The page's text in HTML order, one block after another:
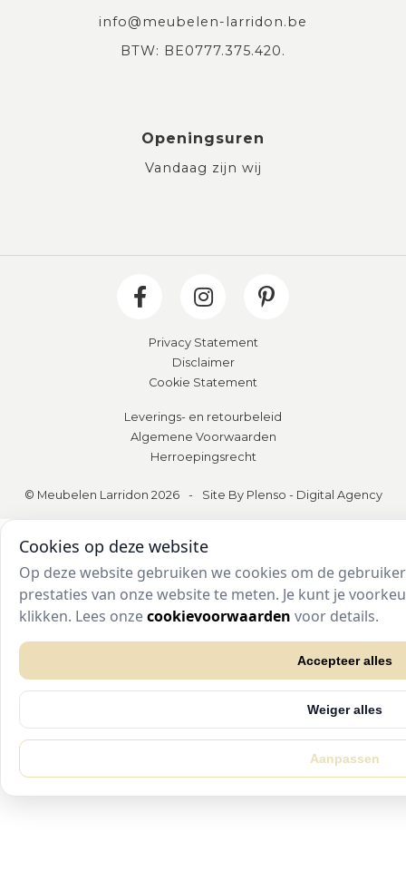
info@meubelen-larridon.be
BTW: BE0777.375.420.
Openingsuren
Vandaag zijn wij
Privacy Statement
Disclaimer
Cookie Statement
Leverings- en retourbeleid
Algemene Voorwaarden
Herroepingsrecht
© Meubelen Larridon 2026 - Site By Plenso - Digital Agency
Cookies op deze website
Op deze website gebruiken we cookies om de
prestaties van onze website te meten. Je kunt je
klikken. Lees onzecookievoorwaarden voor details.
Accepteer alles
Weiger alles
Aanpassen